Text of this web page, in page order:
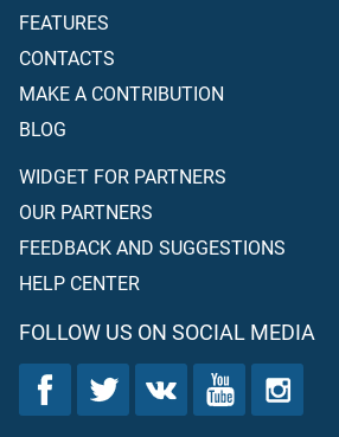
FEATURES
CONTACTS
MAKE A CONTRIBUTION
BLOG
WIDGET FOR PARTNERS
OUR PARTNERS
FEEDBACK AND SUGGESTIONS
HELP CENTER
FOLLOW US ON SOCIAL MEDIA